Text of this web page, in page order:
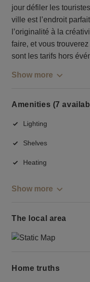
jour défiler les
ville est l’endroit
l’originalité à la
faire, et vous
sont les tarifs hors
Show more
Amenities (7
Lighting
Shelves
Heating
Show more
The local area
Home truths